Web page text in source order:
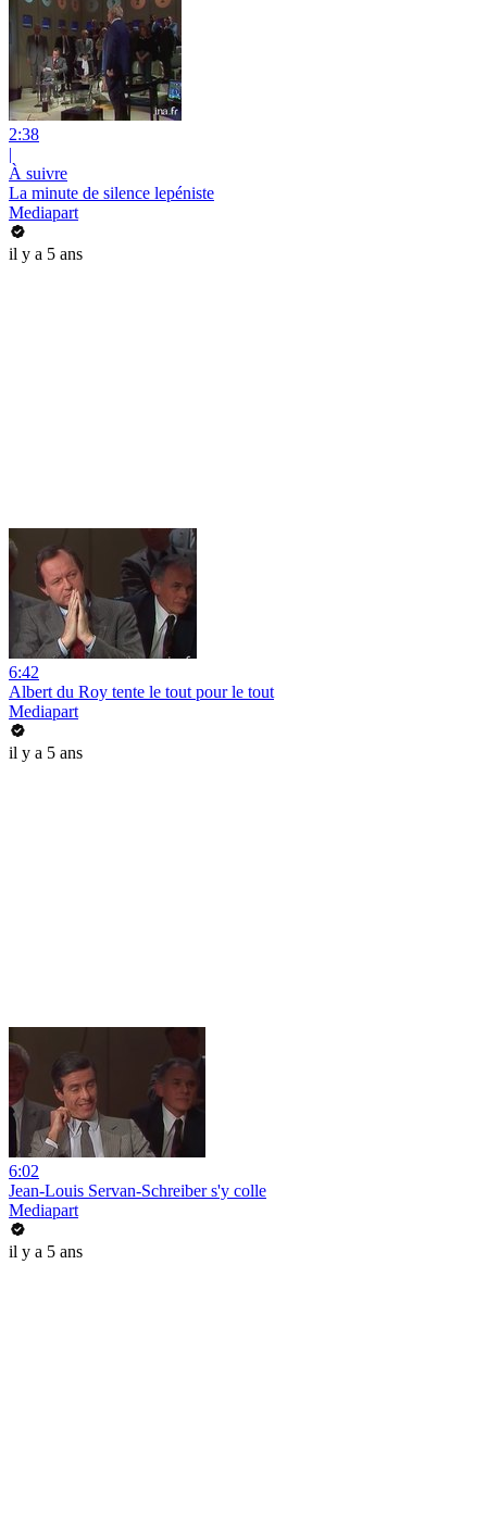
2:38
|
À suivre
La minute de silence lepéniste
Mediapart
il y a 5 ans
6:42
Albert du Roy tente le tout pour le tout
Mediapart
il y a 5 ans
6:02
Jean-Louis Servan-Schreiber s'y colle
Mediapart
il y a 5 ans